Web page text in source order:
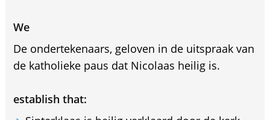
We
De ondertekenaars, geloven in de uitspraak van
de katholieke paus dat Nicolaas heilig is.
establish that: